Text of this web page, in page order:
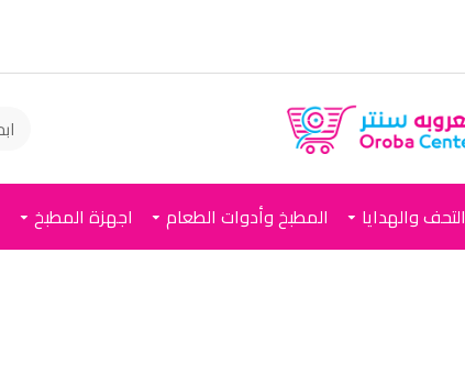
التحف والهدايا المطبخ وأدوات الطعام اجهزة المطبخ